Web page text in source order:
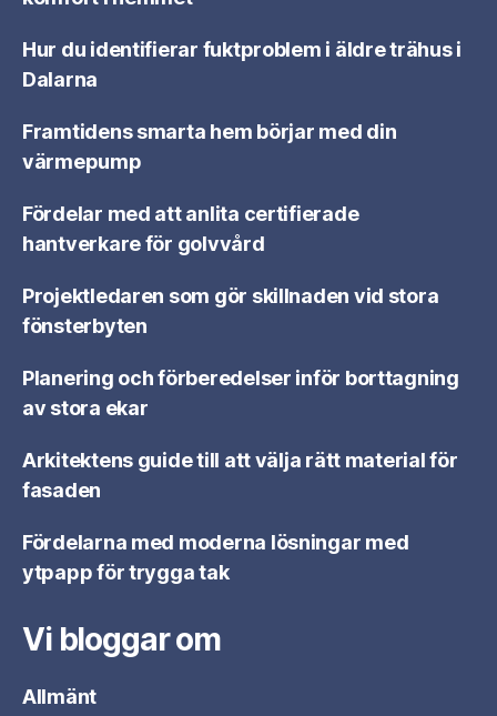
Hur du identifierar fuktproblem i äldre trähus i
Dalarna
Framtidens smarta hem börjar med din
värmepump
Fördelar med att anlita certifierade
hantverkare för golvvård
Projektledaren som gör skillnaden vid stora
fönsterbyten
Planering och förberedelser inför borttagning
av stora ekar
Arkitektens guide till att välja rätt material för
fasaden
Fördelarna med moderna lösningar med
ytpapp för trygga tak
Vi bloggar om
Allmänt